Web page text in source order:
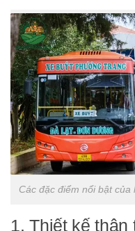
Các đặc điểm nổi bật
1. Thiết kế